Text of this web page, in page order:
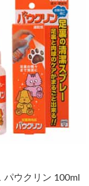
パウクリン 100ml